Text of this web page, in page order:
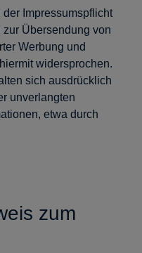
Impressumspflicht
Übersendung von
Werbung und
widersprochen.
sich ausdrücklich
unverlangten
etwa durch
zum